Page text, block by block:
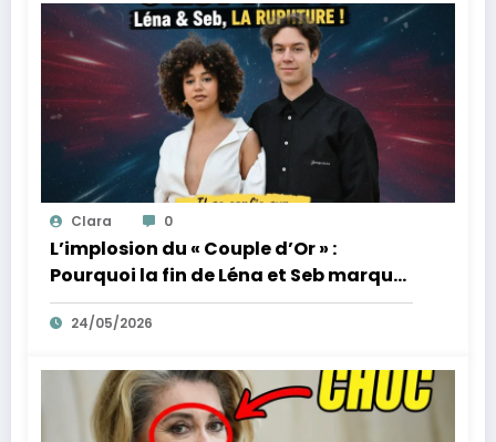
Clara 0
L’implosion du « Couple d’Or » :
Pourquoi la fin de Léna et Seb marque
la fin de l’innocence sur YouTube
24/05/2026